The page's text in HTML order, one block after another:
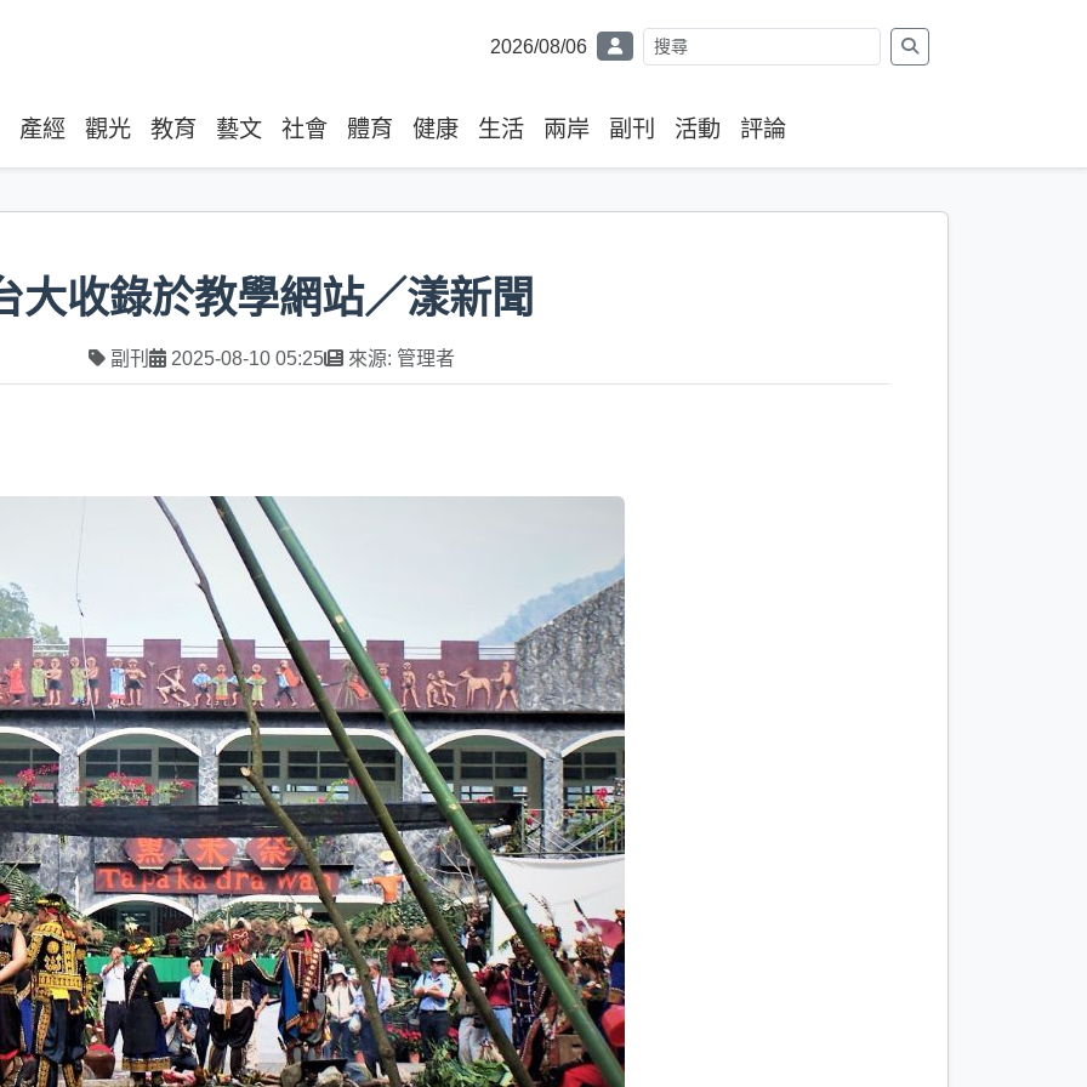
2026/08/06
產經 觀光 教育 藝文 社會 體育 健康 生活 兩岸 副刊 活動 評論
大收錄於教學網站／漾新聞
副刊 2025-08-10 05:25 來源: 管理者